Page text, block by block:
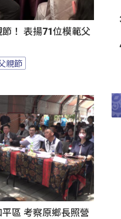
！ 表揚71位模範父
親節
區 考察原鄉長照營